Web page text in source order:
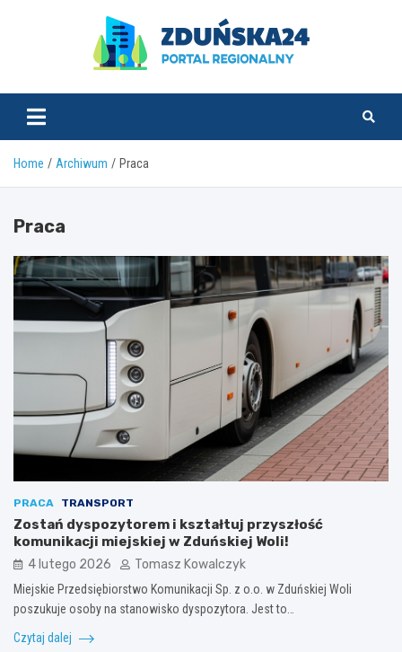
zdunska24.pl
Home Archiwum Praca
Praca
PRACA TRANSPORT
Zostań dyspozytorem i kształtuj przyszłość
komunikacji miejskiej w Zduńskiej Woli!
4 lutego 2026 Tomasz Kowalczyk
Miejskie Przedsiębiorstwo Komunikacji Sp. z o.o. w Zduńskiej Woli
poszukuje osoby na stanowisko dyspozytora. Jest to…
Czytaj dalej